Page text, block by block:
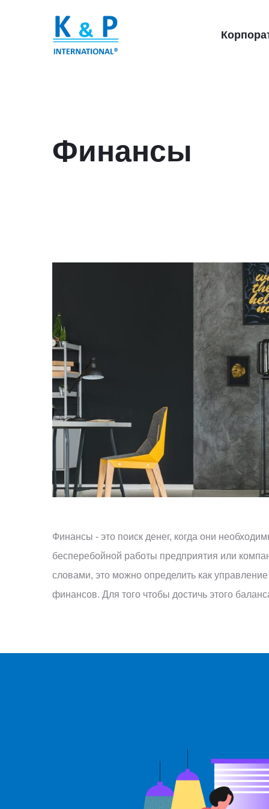
Финансы
Финансы - это поиск денег, когда они
бесперебойной работы предприятия или
словами, это можно определить как
финансов. Для того чтобы достичь этого